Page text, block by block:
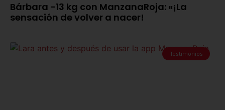
Bárbara -13 kg con ManzanaRoja: «¡La
sensación de volver a nacer!
Testimonios